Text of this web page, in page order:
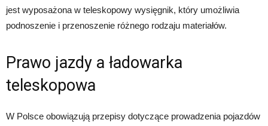
jest wyposażona w teleskopowy wysięgnik, który umożliwia
podnoszenie i przenoszenie różnego rodzaju materiałów.
Prawo jazdy a ładowarka
teleskopowa
W Polsce obowiązują przepisy dotyczące prowadzenia pojazdów